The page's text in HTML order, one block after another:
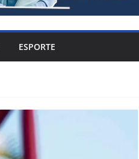
ESPORTE